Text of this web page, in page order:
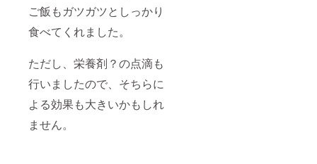
ご飯もガツガツとしっかり
食べてくれました。
ただし、栄養剤？の点滴も
行いましたので、そちらに
よる効果も大きいかもしれ
ません。